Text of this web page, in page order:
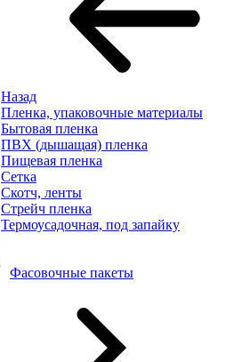
Назад
Пленка, упаковочные материалы
Бытовая пленка
ПВХ (дышащая) пленка
Пищевая пленка
Сетка
Скотч, ленты
Стрейч пленка
Термоусадочная, под запайку
Фасовочные пакеты